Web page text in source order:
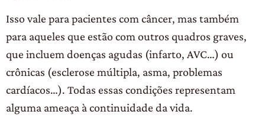
Isso vale para pacientes com câncer, mas também
para aqueles que estão com outros quadros graves,
que incluem doenças agudas (infarto, AVC…) ou
crônicas (esclerose múltipla, asma, problemas
cardíacos…). Todas essas condições representam
alguma ameaça à continuidade da vida.